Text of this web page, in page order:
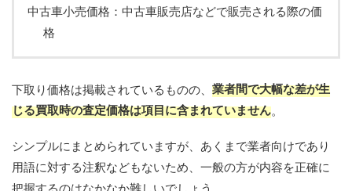
中古車小売価格：中古車販売店などで販売される際の価
格
下取り価格は掲載されているものの、 業者間で大幅な差が生
じる買取時の査定価格は項目に含まれていません。
シンプルにまとめられていますが、あくまで業者向けであり
用語に対する注釈などもないため、一般の方が内容を正確に
把握するのはなかなか難しいでしょう。